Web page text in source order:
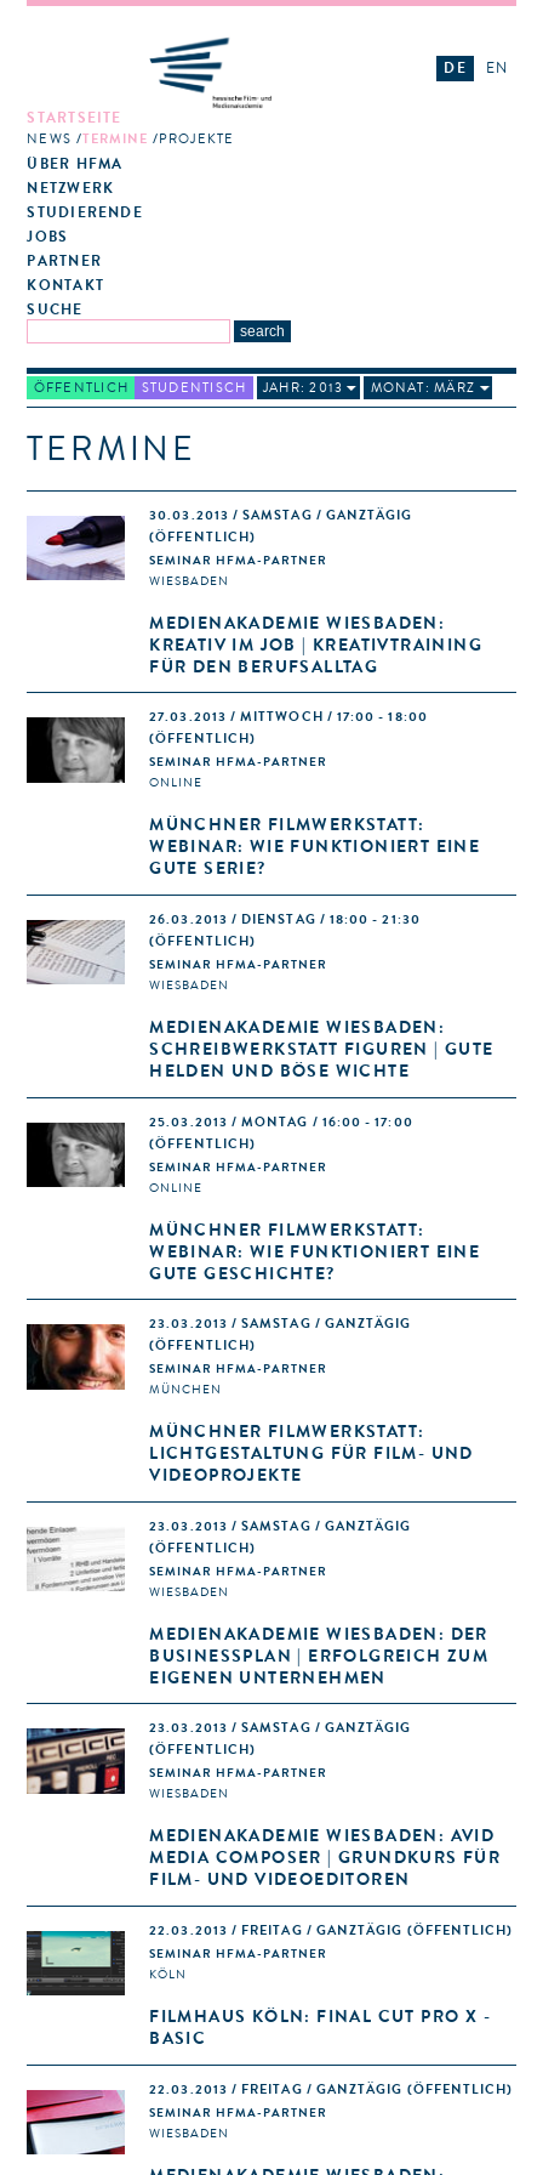
STARTSEITE
NEWS TERMINE PROJEKTE
ÜBER HFMA
NETZWERK
STUDIERENDE
JOBS
PARTNER
KONTAKT
SUCHE
DE EN
ÖFFENTLICH STUDENTISCH JAHR: 2013 MONAT: MÄRZ
TERMINE
30.03.2013 / SAMSTAG / GANZTÄGIG
(ÖFFENTLICH)
SEMINAR HFMA-PARTNER
WIESBADEN
MEDIENAKADEMIE WIESBADEN:
KREATIV IM JOB | KREATIVTRAINING
FÜR DEN BERUFSALLTAG
27.03.2013 / MITTWOCH / 17:00 - 18:00
(ÖFFENTLICH)
SEMINAR HFMA-PARTNER
ONLINE
MÜNCHNER FILMWERKSTATT:
WEBINAR: WIE FUNKTIONIERT EINE
GUTE SERIE?
26.03.2013 / DIENSTAG / 18:00 - 21:30
(ÖFFENTLICH)
SEMINAR HFMA-PARTNER
WIESBADEN
MEDIENAKADEMIE WIESBADEN:
SCHREIBWERKSTATT FIGUREN | GUTE
HELDEN UND BÖSE WICHTE
25.03.2013 / MONTAG / 16:00 - 17:00
(ÖFFENTLICH)
SEMINAR HFMA-PARTNER
ONLINE
MÜNCHNER FILMWERKSTATT:
WEBINAR: WIE FUNKTIONIERT EINE
GUTE GESCHICHTE?
23.03.2013 / SAMSTAG / GANZTÄGIG
(ÖFFENTLICH)
SEMINAR HFMA-PARTNER
MÜNCHEN
MÜNCHNER FILMWERKSTATT:
LICHTGESTALTUNG FÜR FILM- UND
VIDEOPROJEKTE
23.03.2013 / SAMSTAG / GANZTÄGIG
(ÖFFENTLICH)
SEMINAR HFMA-PARTNER
WIESBADEN
MEDIENAKADEMIE WIESBADEN: DER
BUSINESSPLAN | ERFOLGREICH ZUM
EIGENEN UNTERNEHMEN
23.03.2013 / SAMSTAG / GANZTÄGIG
(ÖFFENTLICH)
SEMINAR HFMA-PARTNER
WIESBADEN
MEDIENAKADEMIE WIESBADEN: AVID
MEDIA COMPOSER | GRUNDKURS FÜR
FILM- UND VIDEOEDITOREN
22.03.2013 / FREITAG / GANZTÄGIG (ÖFFENTLICH)
SEMINAR HFMA-PARTNER
KÖLN
FILMHAUS KÖLN: FINAL CUT PRO X -
BASIC
22.03.2013 / FREITAG / GANZTÄGIG (ÖFFENTLICH)
SEMINAR HFMA-PARTNER
WIESBADEN